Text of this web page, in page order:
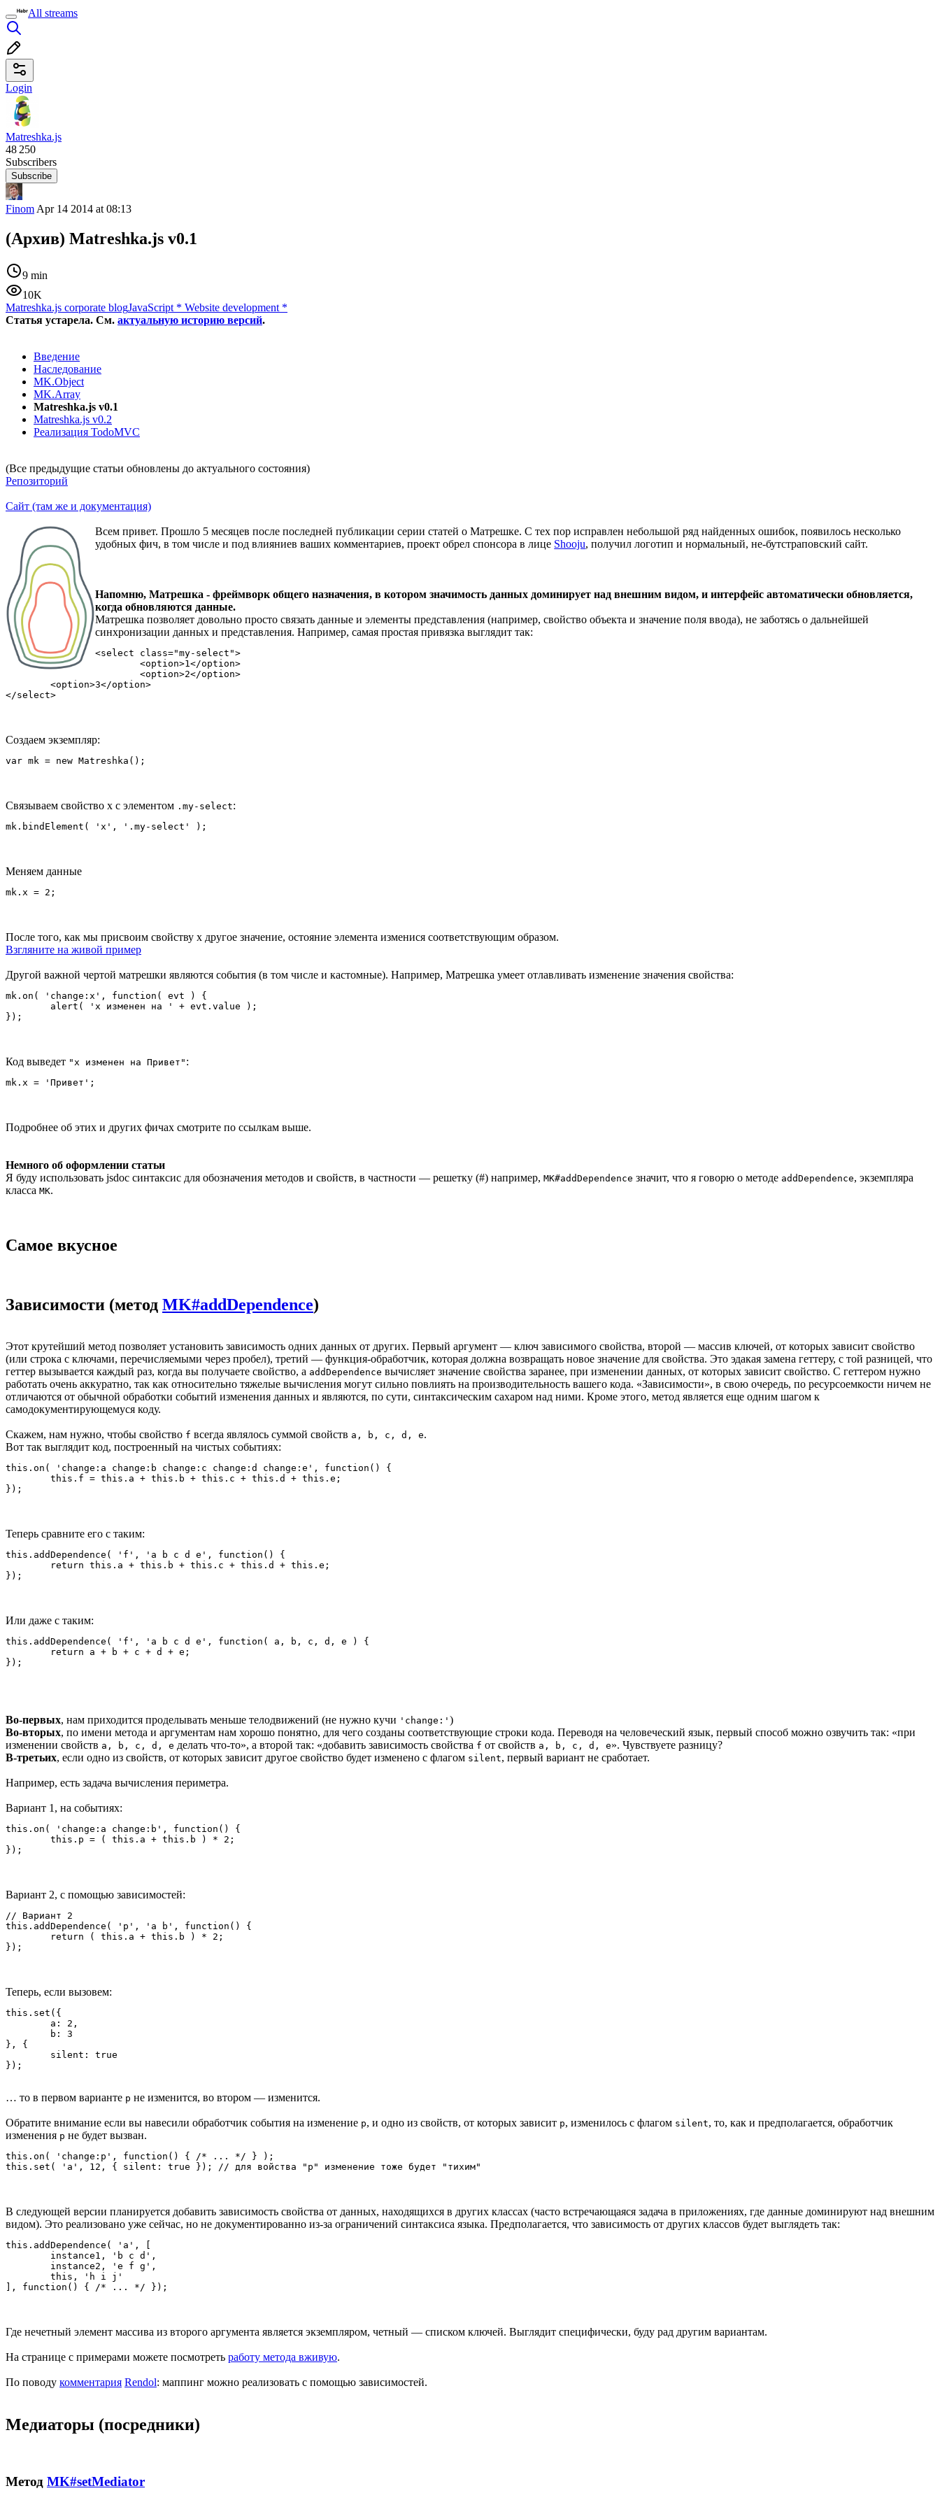
All streams
Login
Matreshka.js
48 250
Subscribers
Subscribe
Finom Apr 14 2014 at 08:13
(Архив) Matreshka.js v0.1
9 min
10K
Matreshka.js corporate blogJavaScript * Website development *
Статья устарела. См. актуальную историю версий.
Введение
Наследование
MK.Object
MK.Array
Matreshka.js v0.1
Matreshka.js v0.2
Реализация TodoMVC
(Все предыдущие статьи обновлены до актуального состояния)
Репозиторий
Сайт (там же и документация)
Всем привет. Прошло 5 месяцев после последней публикации серии статей о Матрешке. С тех пор исправлен небольшой ряд найденных ошибок, появилось несколько
удобных фич, в том числе и под влияниев ваших комментариев, проект обрел спонсора в лице Shooju, получил логотип и нормальный, не-бутстраповский сайт.
Напомню, Матрешка - фреймворк общего назначения, в котором значимость данных доминирует над внешним видом, и интерфейс автоматически обновляется,
когда обновляются данные.
Матрешка позволяет довольно просто связать данные и элементы представления (например, свойство объекта и значение поля ввода), не заботясь о дальнейшей
синхронизации данных и представления. Например, самая простая привязка выглядит так:
<select class="my-select">
	<option>1</option>
	<option>2</option>
Создаем экземпляр:
Связываем свойство x с элементом .my-select:
Меняем данные
После того, как мы присвоим свойству x другое значение, остояние элемента изменися соответствующим образом.
Взгляните на живой пример
Другой важной чертой матрешки являются события (в том числе и кастомные). Например, Матрешка умеет отлавливать изменение значения свойства:
mk.on( 'change:x', function( evt ) {
Код выведет "x изменен на Привет" :
Подробнее об этих и других фичах смотрите по ссылкам выше.
Немного об оформлении статьи
Я буду использовать jsdoc синтаксис для обозначения методов и свойств, в частности — решетку (#) например, MK#addDependence значит, что я говорю о методе addDependence, экземпляра
класса MK.
Самое вкусное
Зависимости (метод MK#addDependence)
Этот крутейший метод позволяет установить зависимость одних данных от других. Первый аргумент — ключ зависимого свойства, второй — массив ключей, от которых зависит свойство
(или строка с ключами, перечисляемыми через пробел), третий — функция-обработчик, которая должна возвращать новое значение для свойства. Это эдакая замена геттеру, с той разницей, что
геттер вызывается каждый раз, когда вы получаете свойство, а addDependence вычисляет значение свойства заранее, при изменении данных, от которых зависит свойство. С геттером нужно
работать очень аккуратно, так как относительно тяжелые вычисления могут сильно повлиять на производительность вашего кода. «Зависимости», в свою очередь, по ресурсоемкости ничем не
отличаются от обычной обработки событий изменения данных и являются, по сути, синтаксическим сахаром над ними. Кроме этого, метод является еще одним шагом к
самодокументирующемуся коду.
Скажем, нам нужно, чтобы свойство f всегда являлось суммой свойств a, b, c, d, e.
Вот так выглядит код, построенный на чистых событиях:
this.on( 'change:a change:b change:c change:d change:e', function() {
Теперь сравните его с таким:
this.addDependence( 'f', 'a b c d e', function() {
Или даже с таким:
this.addDependence( 'f', 'a b c d e', function( a, b, c, d, e ) {
Во-первых, нам приходится проделывать меньше телодвижений (не нужно кучи 'change:' )
Во-вторых, по имени метода и аргументам нам хорошо понятно, для чего созданы соответствующие строки кода. Переводя на человеческий язык, первый способ можно озвучить так: «при
изменении свойств a, b, c, d, e делать что-то», а второй так: «добавить зависимость свойства f от свойств a, b, c, d, e». Чувствуете разницу?
В-третьих, если одно из свойств, от которых зависит другое свойство будет изменено с флагом silent, первый вариант не сработает.
Например, есть задача вычисления периметра.
Вариант 1, на событиях:
this.on( 'change:a change:b', function() {
Вариант 2, с помощью зависимостей:
// Вариант 2
this.addDependence( 'p', 'a b', function() {
Теперь, если вызовем:
this.set({
}, {
… то в первом варианте p не изменится, во втором — изменится.
Обратите внимание если вы навесили обработчик события на изменение p, и одно из свойств, от которых зависит p, изменилось с флагом silent, то, как и предполагается, обработчик
изменения p не будет вызван.
this.on( 'change:p', function() { /* ... */ } );
В следующей версии планируется добавить зависимость свойства от данных, находящихся в других классах (часто встречающаяся задача в приложениях, где данные доминируют над внешним
видом). Это реализовано уже сейчас, но не документированно из-за ограничений синтаксиса языка. Предполагается, что зависимость от других классов будет выглядеть так:
this.addDependence( 'a', [
Где нечетный элемент массива из второго аргумента является экземпляром, четный — списком ключей. Выглядит специфически, буду рад другим вариантам.
На странице с примерами можете посмотреть работу метода вживую.
По поводу комментария Rendol: маппинг можно реализовать с помощью зависимостей.
Медиаторы (посредники)
Метод MK#setMediator